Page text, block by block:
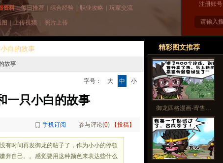
资料：每日推荐 综合经验 职业攻略 玩家交流
上传视频 照片上传
注册账号
白的故事
故事
字号： 大 中 小
一只小白的故事
手机订阅 参与评论(0) 【投稿】
有时间再发御龙的帖子了，作为小小的停顿
弃自己。。感觉要用这种颜色来表达些什么
精彩图文推荐
更多>>
御龙四格漫画-寄售…